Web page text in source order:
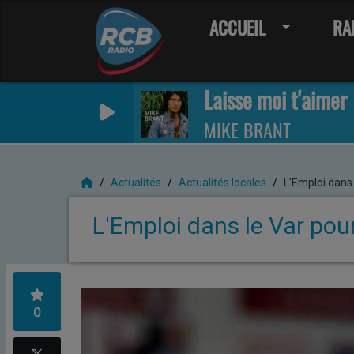
ACCUEIL
Laisse moi t'aimer
MIKE BRANT
Actualités Actualités locales L'Emploi
L'Emploi dans le Var
0